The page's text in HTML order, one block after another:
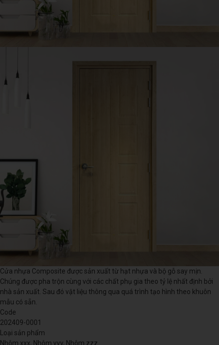
Cửa nhựa Composite được sản xuất từ hạt nhựa và bộ gỗ say mịn.
Chúng được pha trộn cùng với các chất phụ gia theo tỷ lệ nhất định bởi
nhà sản xuất. Sau đó vật liệu thông qua quá trình tạo hình theo khuôn
mẫu có sẵn.
Code
202409-0001
Loại sản phẩm
Nhôm xxx, Nhôm yyy, Nhôm zzz